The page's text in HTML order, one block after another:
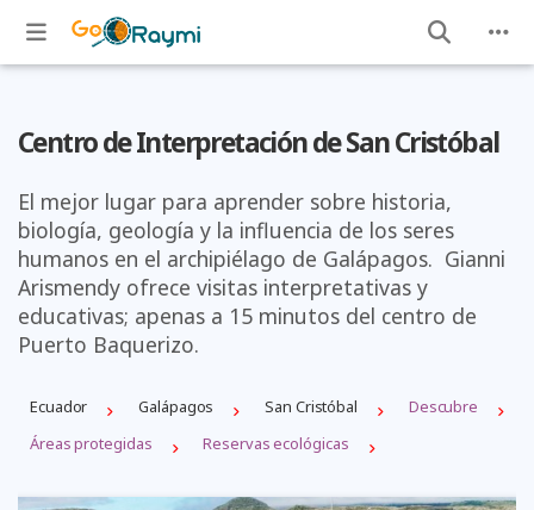
Centro de Interpretación de San Cristóbal
El mejor lugar para aprender sobre historia,
biología, geología y la influencia de los seres
humanos en el archipiélago de Galápagos. Gianni
Arismendy ofrece visitas interpretativas y
educativas; apenas a 15 minutos del centro de
Puerto Baquerizo.
Ecuador Galápagos San Cristóbal
Descubre
Áreas protegidas
Reservas ecológicas